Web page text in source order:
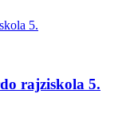
rajziskola 5.